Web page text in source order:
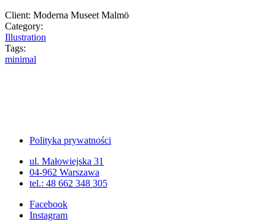
Client: Moderna Museet Malmö
Category:
Illustration
Tags:
minimal
Polityka prywatności
ul. Małowiejska 31
04-962 Warszawa
tel.: 48 662 348 305
Facebook
Instagram